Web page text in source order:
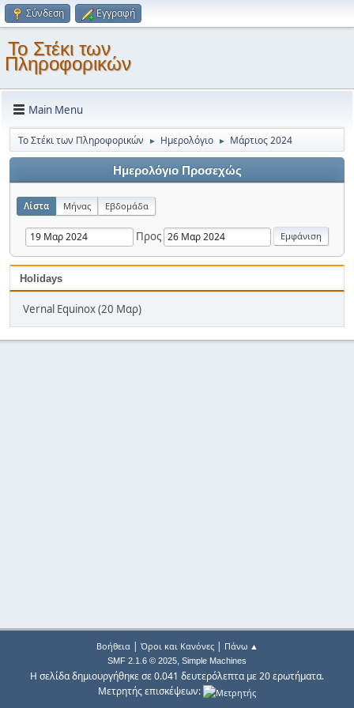
Σύνδεση Εγγραφή
Το Στέκι των
Πληροφορικών
Main Menu
Το Στέκι των Πληροφορικών ► Ημερολόγιο ► Μάρτιος 2024
Ημερολόγιο Προσεχώς
Λίστα Μήνας Εβδομάδα
Προς
Holidays
Vernal Equinox (20 Μαρ)
Βοήθεια| Όροι και Κανόνες| Πάνω ▲
SMF 2.1.6 © 2025, Simple Machines
Η σελίδα δημιουργήθηκε σε 0.041 δευτερόλεπτα με 20 ερωτήματα.
Μετρητής επισκέψεων: